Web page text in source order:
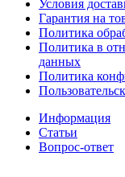
Условия
Гарантия на
Политика
Политика в
данных
Политика
Информация
Статьи
Вопрос-ответ